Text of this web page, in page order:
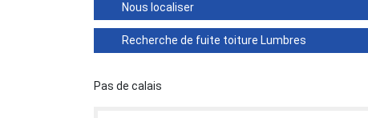
Nous localiser
Recherche de fuite toiture Lumbres
Pas de calais